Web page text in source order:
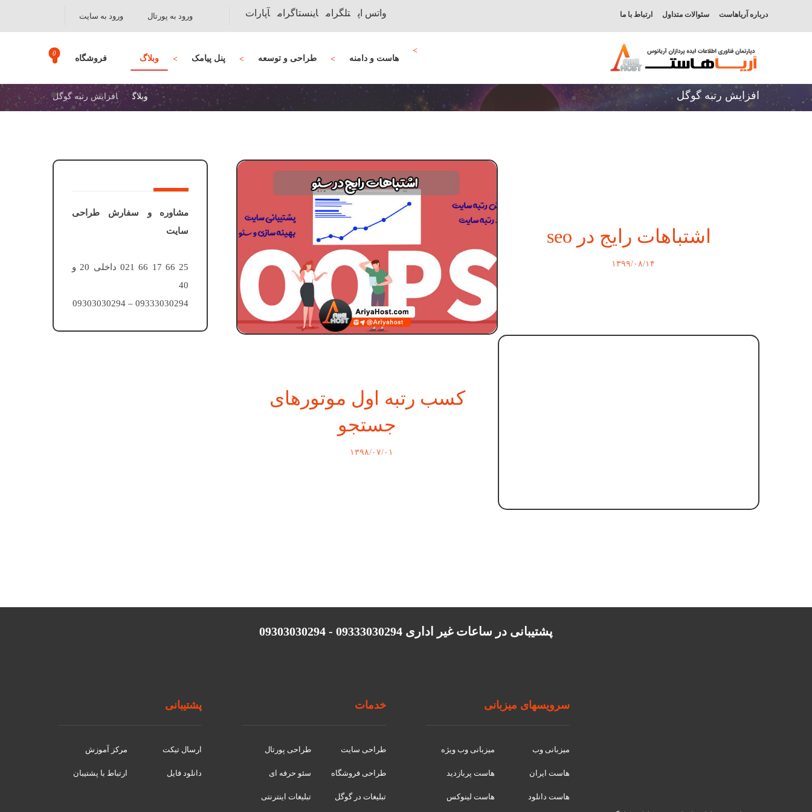
درباره آریاهاست سئوالات متداول ارتباط با ما ورود به سایت ورود به پورتال واتس اپ تلگرام اینستاگرام آپارات
هاست و دامنه طراحی و توسعه پنل پیامک وبلاگ فروشگاه
افزایش رتبه گوگل وبلاگ افزایش رتبه گوگل
اشتباهات رایج در seo
۱۳۹۹/۰۸/۱۴
کسب رتبه اول موتورهای
جستجو
۱۳۹۸/۰۷/۰۱
مشاوره و سفارش طراحی
سایت
25 66 17 66 021 داخلی 20 و
40
09333030294 – 09303030294
پشتیبانی در ساعات غیر اداری 09333030294 - 09303030294
سرویسهای میزبانی
میزبانی وب میزبانی وب ویژه
هاست ایران هاست پربازدید
هاست دانلود هاست لینوکس
خدمات
طراحی سایت طراحی پورتال
طراحی فروشگاه سئو حرفه ای
تبلیغات در گوگل تبلیغات اینترنتی
پشتیبانی
ارسال تیکت مرکز آموزش
دانلود فایل ارتباط با پشتیبان